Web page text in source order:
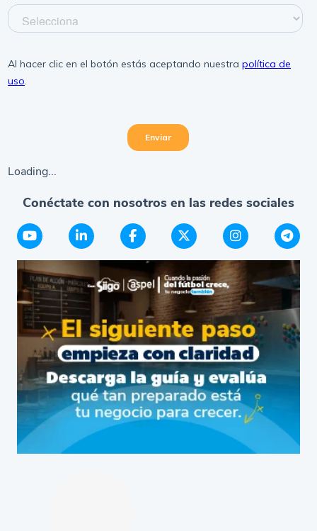
Loading...
Conéctate con nosotros en las redes sociales